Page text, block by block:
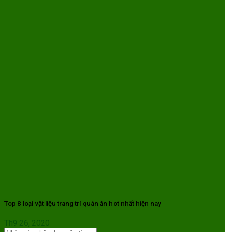
Top 8 loại vật liệu trang trí quán ăn hot nhất hiện nay
Th9 26, 2020